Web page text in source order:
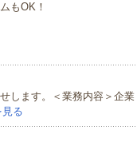
もOK！
します。＜業務内容＞企業
る